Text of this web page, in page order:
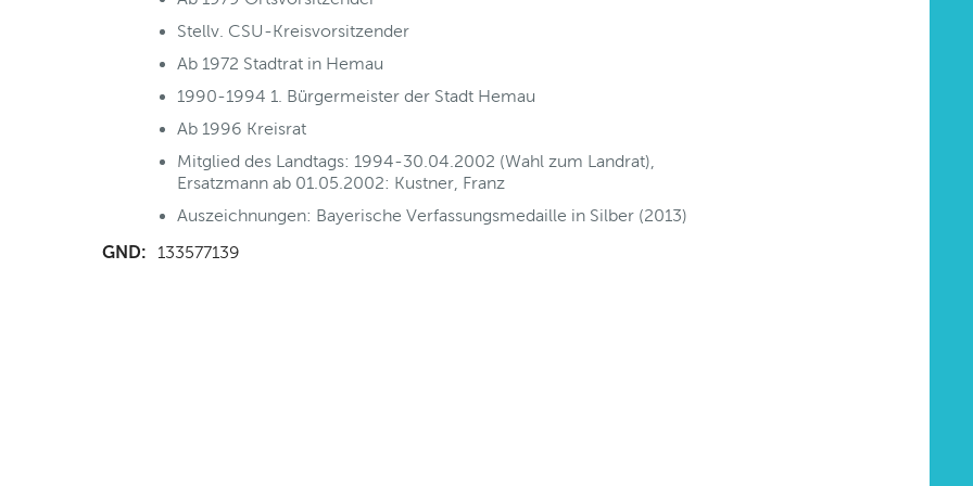
Stellv. CSU-Kreisvorsitzender
Ab 1972 Stadtrat in Hemau
1990-1994 1. Bürgermeister der Stadt Hemau
Ab 1996 Kreisrat
Mitglied des Landtags: 1994-30.04.2002 (Wahl zum Landrat),
Ersatzmann ab 01.05.2002: Kustner, Franz
Auszeichnungen: Bayerische Verfassungsmedaille in Silber (2013)
GND: 133577139